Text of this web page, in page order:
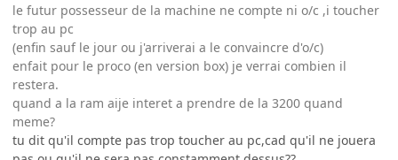
le futur possesseur de la machine ne compte ni o/c ,i toucher
trop au pc
(enfin sauf le jour ou j'arriverai a le convaincre d'o/c)
enfait pour le proco (en version box) je verrai combien il
restera.
quand a la ram aije interet a prendre de la 3200 quand
meme?
tu dit qu'il compte pas trop toucher au pc,cad qu'il ne jouera